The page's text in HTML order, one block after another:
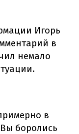
Игорь
в
немало
в
боролись